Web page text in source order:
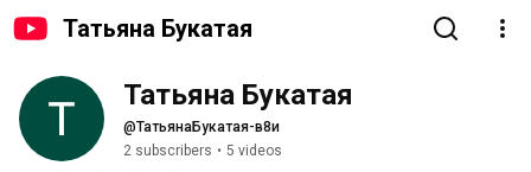
Татьяна Букатая
Татьяна Букатая
@ТатьянаБукатая-в8и
2 subscribers • 5 videos